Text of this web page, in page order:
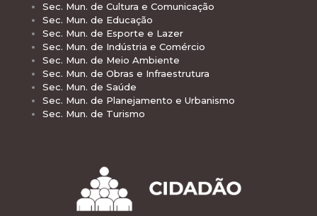
Sec. Mun. de Cultura e Comunicação
Sec. Mun. de Educação
Sec. Mun. de Esporte e Lazer
Sec. Mun. de Indústria e Comércio
Sec. Mun. de Meio Ambiente
Sec. Mun. de Obras e Infraestrutura
Sec. Mun. de Saúde
Sec. Mun. de Planejamento e Urbanismo
Sec. Mun. de Turismo